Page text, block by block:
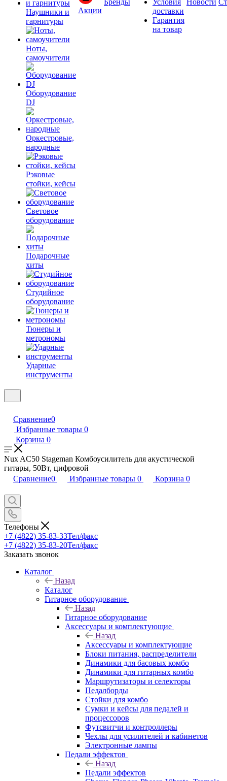
Наушники и
гарнитуры
Ноты,
самоучители
Оборудование
DJ
Оркестровые,
народные
Рэковые
стойки, кейсы
Световое
оборудование
Подарочные
хиты
Студийное
оборудование
Тюнеры и
метрономы
Ударные
инструменты
Акции
Бренды
Условия
доставки
Гарантия
на товар
Новости
Сравнение0
Избранные товары 0
Корзина 0
Nux AC50 Stageman Комбоусилитель для акустической
гитары, 50Вт, цифровой
Сравнение0 Избранные товары 0 Корзина 0
Телефоны
+7 (4822) 35-83-33Тел/факс
+7 (4822) 35-83-20Тел/факс
Заказать звонок
Каталог
Назад
Каталог
Гитарное оборудование
Назад
Гитарное оборудование
Аксессуары и комплектующие
Назад
Аксессуары и комплектующие
Блоки питания, распределители
Динамики для басовых комбо
Динамики для гитарных комбо
Маршрутизаторы и селекторы
Педалборды
Стойки для комбо
Сумки и кейсы для педалей и
процессоров
Футсвитчи и контроллеры
Чехлы для усилителей и кабинетов
Электронные лампы
Педали эффектов
Назад
Педали эффектов